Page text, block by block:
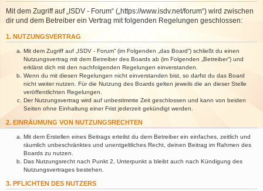
Mit dem Zugriff auf „ISDV - Forum“ („https://www.isdv.net/forum“) wird zwischen
dir und dem Betreiber ein Vertrag mit folgenden Regelungen geschlossen:
1. NUTZUNGSVERTRAG
Mit dem Zugriff auf „ISDV - Forum“ (im Folgenden „das Board“) schließt du einen
Nutzungsvertrag mit dem Betreiber des Boards ab (im Folgenden „Betreiber“) und
erklärst dich mit den nachfolgenden Regelungen einverstanden.
Wenn du mit diesen Regelungen nicht einverstanden bist, so darfst du das Board
nicht weiter nutzen. Für die Nutzung des Boards gelten jeweils die an dieser Stelle
veröffentlichten Regelungen.
Der Nutzungsvertrag wird auf unbestimmte Zeit geschlossen und kann von beiden
Seiten ohne Einhaltung einer Frist jederzeit gekündigt werden.
2. EINRÄUMUNG VON NUTZUNGSRECHTEN
Mit dem Erstellen eines Beitrags erteilst du dem Betreiber ein einfaches, zeitlich und
räumlich unbeschränktes und unentgeltliches Recht, deinen Beitrag im Rahmen des
Boards zu nutzen.
Das Nutzungsrecht nach Punkt 2, Unterpunkt a bleibt auch nach Kündigung des
Nutzungsvertrages bestehen.
3. PFLICHTEN DES NUTZERS